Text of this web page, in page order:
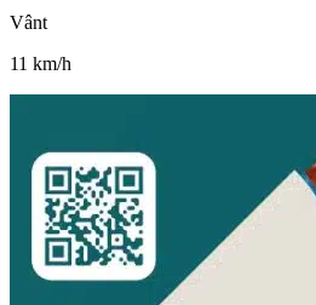
Vânt
11 km/h